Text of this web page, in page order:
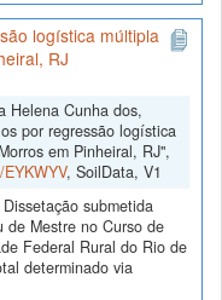
logística múltipla
RJ
Helena Cunha dos,
por regressão logística
em Pinheiral, RJ",
, SoilData, V1
submetida
de Mestre no Curso de
Federal Rural do Rio de
determinado via